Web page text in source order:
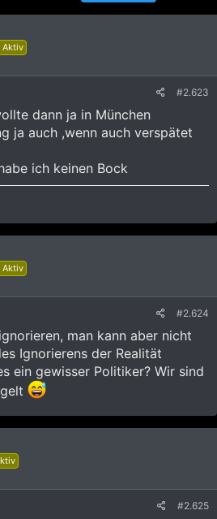
#2.623
dann ja in München
ja auch ,wenn auch verspätet
ich keinen Bock
#2.624
man kann aber nicht
Ignorierens der Realität
ein gewisser Politiker? Wir sind
#2.625